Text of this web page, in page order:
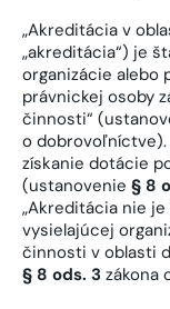
„Akreditácia v
„akreditácia“) je
organizácie
právnickej osoby
činnosti“
o dobrovoľníctve).
získanie dotácie
(ustanovenie § 8
„Akreditácia nie
vysielajúcej
činnosti v oblasti
§ 8 ods. 3 zákona